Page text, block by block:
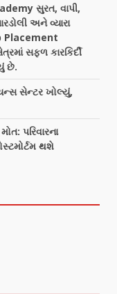
સુરત, વાપી,
અને વ્યારા
Placement
સફળ કારકિર્દી
છે.
સેન્ટર ખોલ્યું,
પરિવારના
થશે